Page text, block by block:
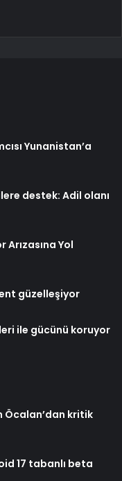
Yunanistan’a
destek: Adil olanı
Arızasına Yol
güzelleşiyor
ile gücünü koruyor
Öcalan’dan kritik
17 tabanlı beta